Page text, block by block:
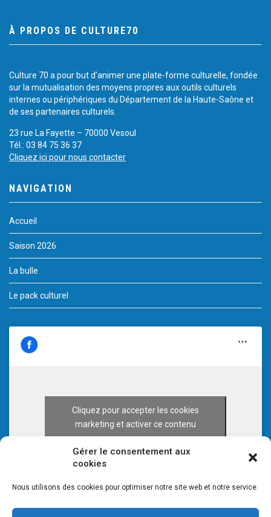
Gérer le consentement aux
cookies
Nous utilisons des cookies pour optimiser notre site web et notre service.
À PROPOS DE CULTURE70
Culture 70 a pour but d’animer une plate-forme culturelle, fondée
sur la mutualisation des moyens propres aux outils culturels
internes ou périphériques du Département de la Haute-Saône et
de ses partenaires culturels.
23 rue La Fayette – 70000 Vesoul
Tél.: 03 84 75 36 37
Cliquez ici pour nous contacter
NAVIGATION
Accueil
Saison 2026
La bulle
Le pack culturel
Cliquez pour accepter les cookies
marketing et activer ce contenu